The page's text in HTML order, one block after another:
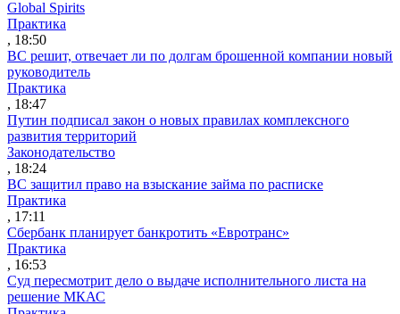
Global Spirits
Практика
, 18:50
ВС решит, отвечает ли по долгам брошенной компании новый
руководитель
Практика
, 18:47
Путин подписал закон о новых правилах комплексного
развития территорий
Законодательство
, 18:24
ВС защитил право на взыскание займа по расписке
Практика
, 17:11
Сбербанк планирует банкротить «Евротранс»
Практика
, 16:53
Суд пересмотрит дело о выдаче исполнительного листа на
решение МКАС